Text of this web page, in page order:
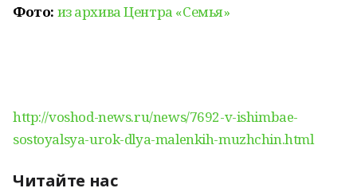
Фото: из архива Центра «Семья»
http://voshod-news.ru/news/7692-v-ishimbae-
sostoyalsya-urok-dlya-malenkih-muzhchin.html
Читайте нас